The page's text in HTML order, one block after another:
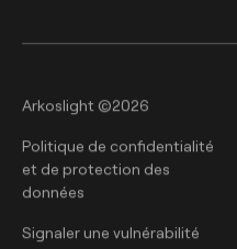
Arkoslight ©2026
Politique de confidentialité
et de protection des
données
Signaler une vulnérabilité